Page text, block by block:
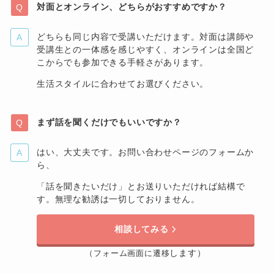
対面とオンライン、どちらがおすすめですか？
どちらも同じ内容で受講いただけます。対面は講師や
受講生との一体感を感じやすく、オンラインは全国ど
こからでも参加できる手軽さがあります。
生活スタイルに合わせてお選びください。
まず話を聞くだけでもいいですか？
はい、大丈夫です。お問い合わせページのフォームか
ら、
「話を聞きたいだけ」とお送りいただければ結構で
す。無理な勧誘は一切しておりません。
相談してみる
（フォーム画面に遷移 します）